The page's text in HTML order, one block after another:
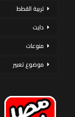
تربية القطط
دايت
منوعات
موضوع تعبير